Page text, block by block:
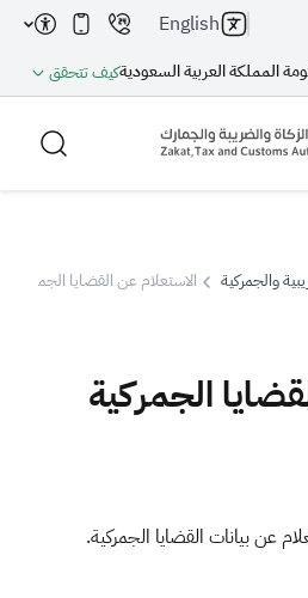
المملكة العربية السعوديةكيف تتحقق
English
ضريبة القيمة المضافة
والجمركية الاستعلام عن القضايا الجمركية
الجمركية
عن بيانات القضايا الجمركية.